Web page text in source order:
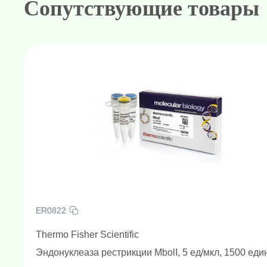
Сопутствующие товары
ER0822
Thermo Fisher Scientific
Эндонуклеаза рестрикции MbolI, 5 ед/мкл, 1500